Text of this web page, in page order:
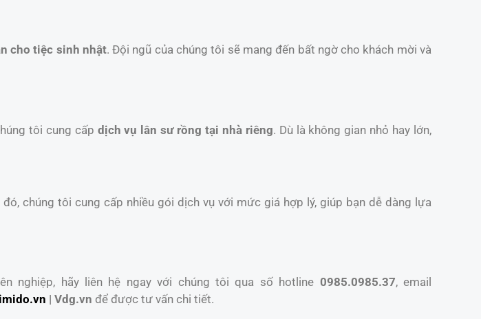
cho tiệc sinh nhật. Đội ngũ của chúng tôi sẽ mang đến bất ngờ cho khách mời và
tôi cung cấp dịch vụ lân sư rồng tại nhà riêng. Dù là không gian nhỏ hay lớn,
chúng tôi cung cấp nhiều gói dịch vụ với mức giá hợp lý, giúp bạn dễ dàng lựa
nghiệp, hãy liên hệ ngay với chúng tôi qua số hotline 0985.0985.37, email
| Vdg.vn để được tư vấn chi tiết.